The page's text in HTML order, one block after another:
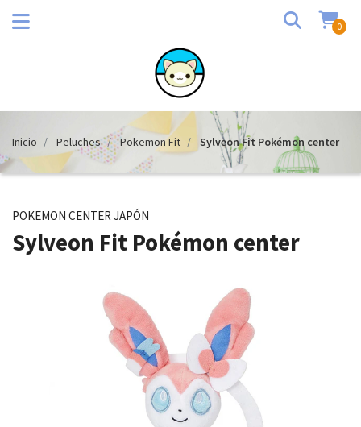
0
Inicio Peluches Pokemon Fit Sylveon Fit Pokémon center
POKEMON CENTER JAPÓN
Sylveon Fit Pokémon center